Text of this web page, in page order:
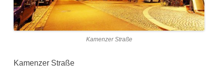
Kamenzer Straße
Kamenzer Straße